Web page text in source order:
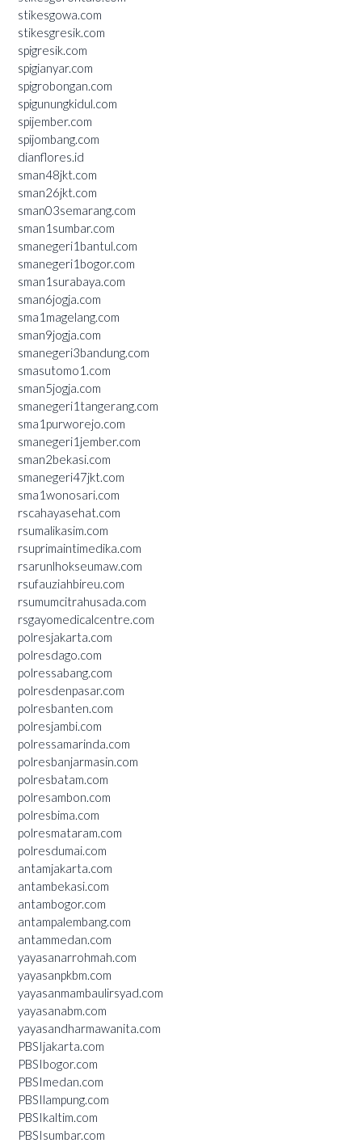
stikesgowa.com
stikesgresik.com
spigresik.com
spigianyar.com
spigrobongan.com
spigunungkidul.com
spijember.com
spijombang.com
dianflores.id
sman48jkt.com
sman26jkt.com
sman03semarang.com
sman1sumbar.com
smanegeri1bantul.com
smanegeri1bogor.com
sman1surabaya.com
sman6jogja.com
sma1magelang.com
sman9jogja.com
smanegeri3bandung.com
smasutomo1.com
sman5jogja.com
smanegeri1tangerang.com
sma1purworejo.com
smanegeri1jember.com
sman2bekasi.com
smanegeri47jkt.com
sma1wonosari.com
rscahayasehat.com
rsumalikasim.com
rsuprimaintimedika.com
rsarunlhokseumaw.com
rsufauziahbireu.com
rsumumcitrahusada.com
rsgayomedicalcentre.com
polresjakarta.com
polresdago.com
polressabang.com
polresdenpasar.com
polresbanten.com
polresjambi.com
polressamarinda.com
polresbanjarmasin.com
polresbatam.com
polresambon.com
polresbima.com
polresmataram.com
polresdumai.com
antamjakarta.com
antambekasi.com
antambogor.com
antampalembang.com
antammedan.com
yayasanarrohmah.com
yayasanpkbm.com
yayasanmambaulirsyad.com
yayasanabm.com
yayasandharmawanita.com
PBSIjakarta.com
PBSIbogor.com
PBSImedan.com
PBSIlampung.com
PBSIkaltim.com
PBSIsumbar.com